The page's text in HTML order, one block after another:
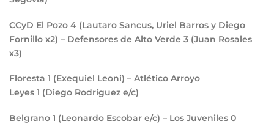
CCyD El Pozo 4 (Lautaro Sancus, Uriel Barros y Diego
Fornillo x2) – Defensores de Alto Verde 3 (Juan Rosales
x3)
Floresta 1 (Exequiel Leoni) – Atlético Arroyo
Leyes 1 (Diego Rodríguez e/c)
Belgrano 1 (Leonardo Escobar e/c) – Los Juveniles 0